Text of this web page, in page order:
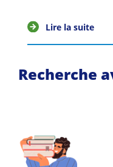
Lire la suite
Recherche